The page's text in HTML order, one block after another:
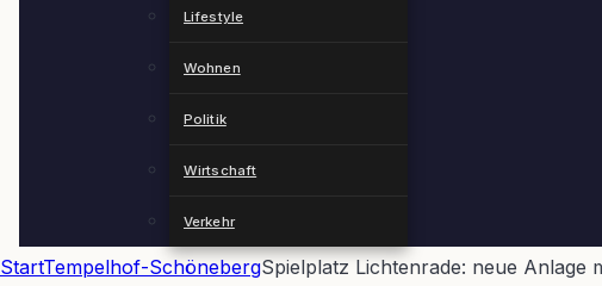
Lifestyle
Wohnen
Politik
Wirtschaft
Verkehr
StartTempelhof-SchönebergSpielplatz Lichtenrade: neue Anlage